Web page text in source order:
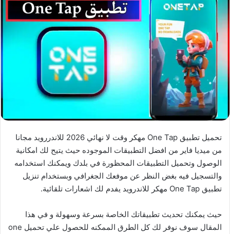
تحميل تطبيق One Tap مهكر وقت لا نهائي 2026 للاندررويد مجانا
من ميديا فاير من افضل التطبيقات الموجوده حيث يتيح لك امكانية
الوصول وتحميل التطبيقات المحظورة في بلدك ويمكنك استخدامه
والتسجيل فيه بغض النظر عن موفعك الجغرافي وبستخدام تنزيل
تطبيق One Tap مهكر للاندرويد يفدم لك اشعارات تلقائية.
حيث يمكنك تحديث تطبيقاتك الخاصة بسرعة وسهولة و في هذا
المقال سوف نوفر لك كل الطرق الممكنه للحصول علي تحميل one